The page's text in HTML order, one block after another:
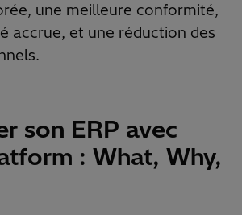
une meilleure conformité,
accrue, et une réduction des